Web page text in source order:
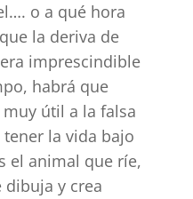
o a qué hora
la deriva de
imprescindible
habrá que
útil a la falsa
la vida bajo
el animal que ríe,
dibuja y crea